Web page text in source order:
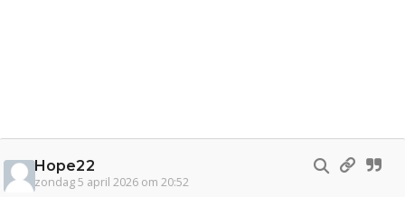
Hope22
zondag 5 april 2026 om 20:52